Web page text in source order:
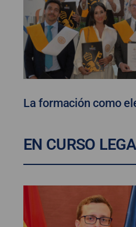
La formación como
EN CURSO